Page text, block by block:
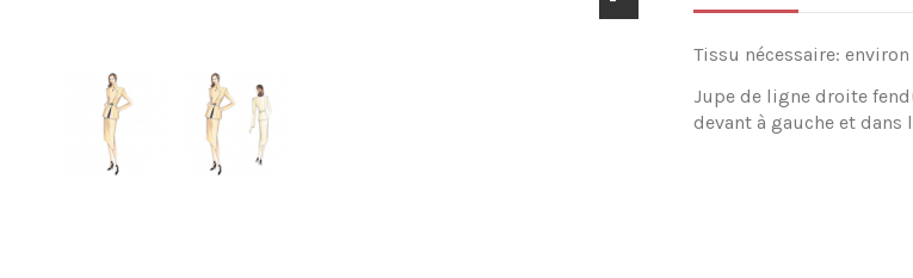
Tissu nécessaire:
Jupe de ligne droite
devant à gauche et dans